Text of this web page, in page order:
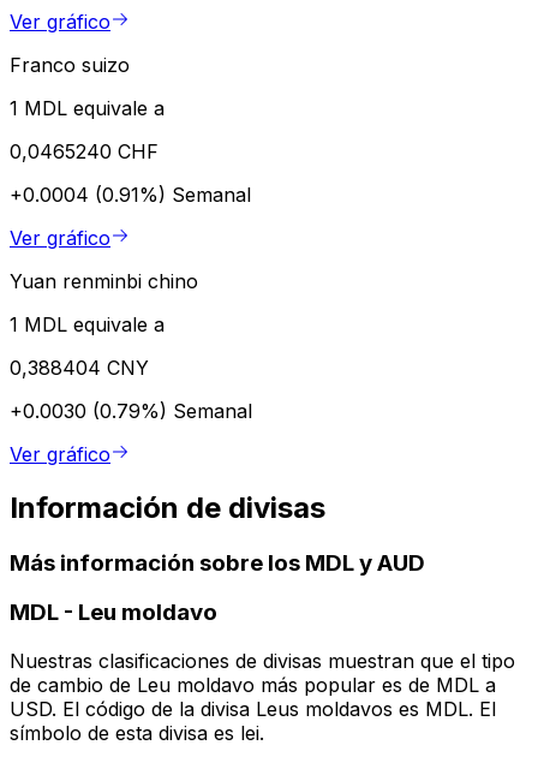
Ver gráfico
Franco suizo
1 MDL equivale a
0,0465240 CHF
+0.0004 (0.91%) Semanal
Ver gráfico
Yuan renminbi chino
1 MDL equivale a
0,388404 CNY
+0.0030 (0.79%) Semanal
Ver gráfico
Información de divisas
Más información sobre los MDL y AUD
MDL - Leu moldavo
Nuestras clasificaciones de divisas muestran que el tipo
de cambio de Leu moldavo más popular es de MDL a
USD. El código de la divisa Leus moldavos es MDL. El
símbolo de esta divisa es lei.